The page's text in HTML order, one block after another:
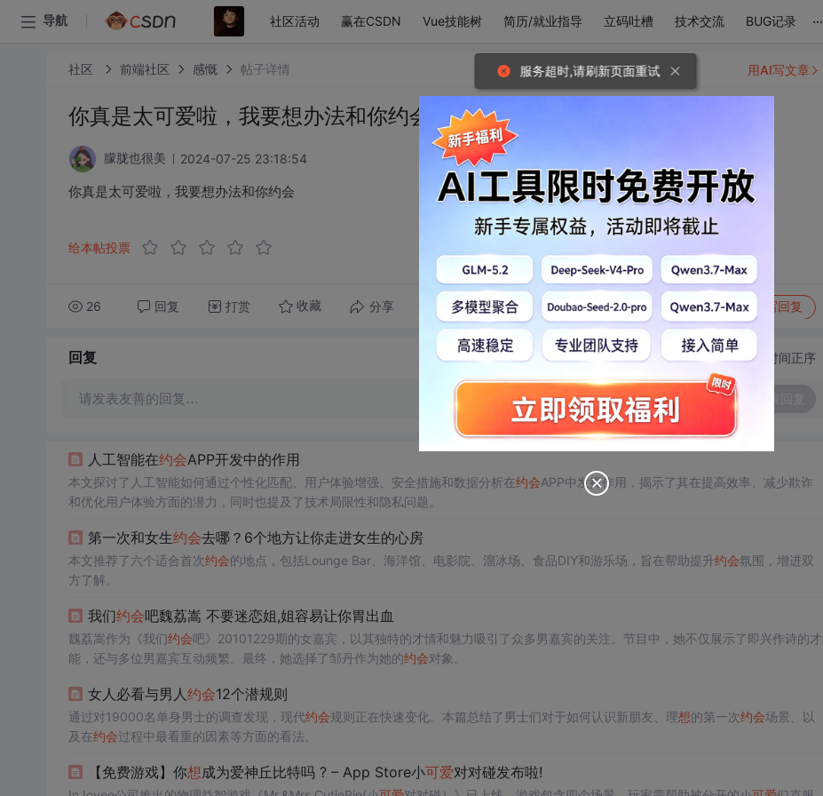
导航 社区活动 赢在CSDN Vue技能树 简历/就业指导 立码吐槽 技术交流 BUG记录 ...
社区 前端社区 感慨 帖子详情
你真是太可爱啦，我要想办法和你约会
朦胧也很美 2024-07-25 23:18:54
你真是太可爱啦，我要想办法和你约会
给本帖投票
26 回复 打赏 收藏 分享 转发到动态 举报 写回复
用AI写文章
回复 切换为时间正序
请发表友善的回复…
人工智能在约会APP开发中的作用
本文探讨了人工智能如何通过个性化匹配、用户体验增强、安全措施和数据分析在约会APP中发挥作用，揭示了其在提高效率、减少欺诈
和优化用户体验方面的潜力，同时也提及了技术局限性和隐私问题。
第一次和女生约会去哪？6个地方让你走进女生的心房
本文推荐了六个适合首次约会的地点，包括Lounge Bar、海洋馆、电影院、溜冰场、食品DIY和游乐场，旨在帮助提升约会氛围，增进双
方了解。
我们约会吧魏荔嵩 不要迷恋姐,姐容易让你胃出血
魏荔嵩作为《我们约会吧》20101229期的女嘉宾，以其独特的才情和魅力吸引了众多男嘉宾的关注。节目中，她不仅展示了即兴作诗的才
能，还与多位男嘉宾互动频繁。最终，她选择了邹丹作为她的约会对象。
女人必看与男人约会12个潜规则
通过对19000名单身男士的调查发现，现代约会规则正在快速变化。本篇总结了男士们对于如何认识新朋友、理想的第一次约会场景、以
及在约会过程中最看重的因素等方面的看法。
【免费游戏】你想成为爱神丘比特吗 ? – App Store小可爱对对碰发布啦!
服务超时,请刷新页面重试